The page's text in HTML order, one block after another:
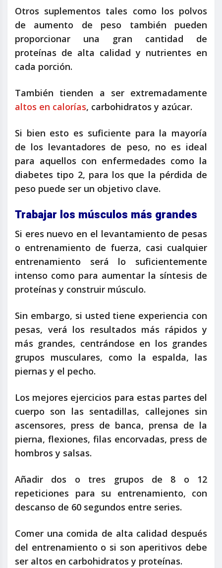
Otros suplementos tales como los polvos
de aumento de peso también pueden
proporcionar una gran cantidad de
proteínas de alta calidad y nutrientes en
cada porción.
También tienden a ser extremadamente
altos en calorías, carbohidratos y azúcar.
Si bien esto es suficiente para la mayoría
de los levantadores de peso, no es ideal
para aquellos con enfermedades como la
diabetes tipo 2, para los que la pérdida de
peso puede ser un objetivo clave.
Trabajar los músculos más grandes
Si eres nuevo en el levantamiento de pesas
o entrenamiento de fuerza, casi cualquier
entrenamiento será lo suficientemente
intenso como para aumentar la síntesis de
proteínas y construir músculo.
Sin embargo, si usted tiene experiencia con
pesas, verá los resultados más rápidos y
más grandes, centrándose en los grandes
grupos musculares, como la espalda, las
piernas y el pecho.
Los mejores ejercicios para estas partes del
cuerpo son las sentadillas, callejones sin
ascensores, press de banca, prensa de la
pierna, flexiones, filas encorvadas, press de
hombros y salsas.
Añadir dos o tres grupos de 8 o 12
repeticiones para su entrenamiento, con
descanso de 60 segundos entre series.
Comer una comida de alta calidad después
del entrenamiento o si son aperitivos debe
ser altos en carbohidratos y proteínas.